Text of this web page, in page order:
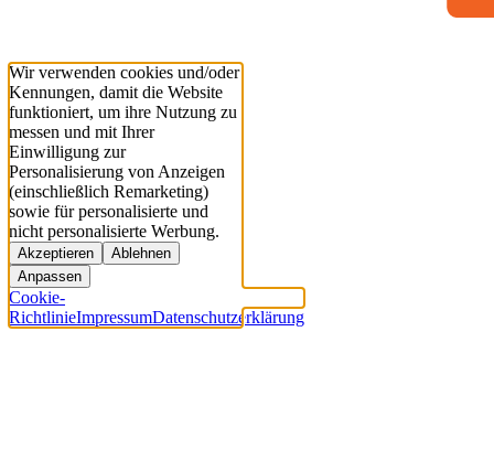
Wir verwenden cookies und/oder
Kennungen, damit die Website
funktioniert, um ihre Nutzung zu
messen und mit Ihrer
Einwilligung zur
Personalisierung von Anzeigen
(einschließlich Remarketing)
sowie für personalisierte und
nicht personalisierte Werbung.
Akzeptieren
Ablehnen
Anpassen
Cookie-
RichtlinieImpressumDatenschutzerklärung